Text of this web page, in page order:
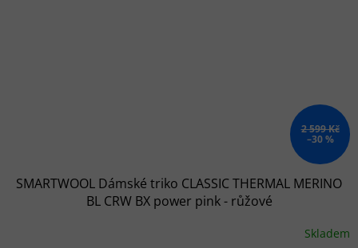
2 599 Kč
–30 %
SMARTWOOL Dámské triko CLASSIC THERMAL MERINO
BL CRW BX power pink - růžové
Skladem